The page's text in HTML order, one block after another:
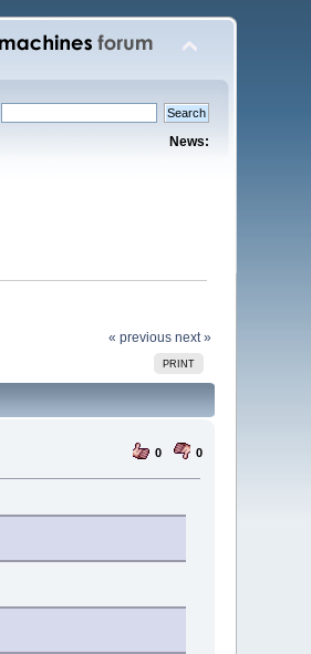
News:
« previous next »
PRINT
0 0